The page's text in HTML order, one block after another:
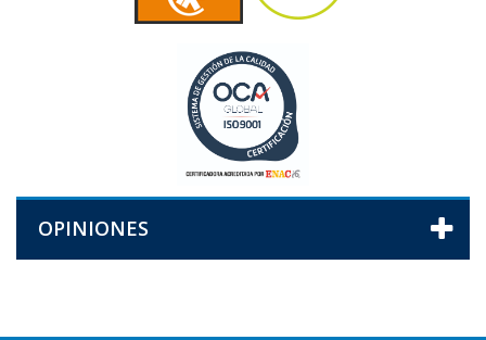
OPINIONES